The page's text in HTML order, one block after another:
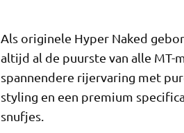
Als originele Hyper Naked
altijd al de puurste van alle MT-
spannendere rijervaring met
styling en een premium
snufjes.